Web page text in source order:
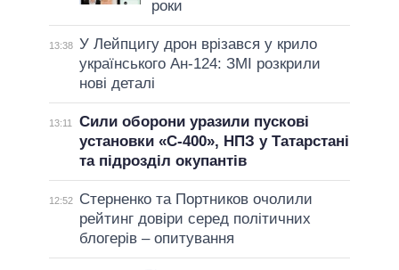
роки
13:38 У Лейпцигу дрон врізався у крило
українського Ан-124: ЗМІ розкрили
нові деталі
13:11
Сили оборони уразили пускові
установки «С-400», НПЗ у Татарстані
та підрозділ окупантів
12:52
Стерненко та Портников очолили
рейтинг довіри серед політичних
блогерів – опитування